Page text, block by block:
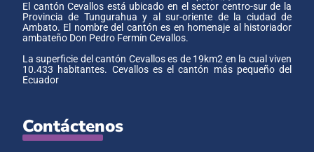
El cantón Cevallos está ubicado en el sector centro-sur de la
Provincia de Tungurahua y al sur-oriente de la ciudad de
Ambato. El nombre del cantón es en homenaje al historiador
ambateño Don Pedro Fermín Cevallos.
La superficie del cantón Cevallos es de 19km2 en la cual viven
10.433 habitantes. Cevallos es el cantón más pequeño del
Ecuador
Contáctenos